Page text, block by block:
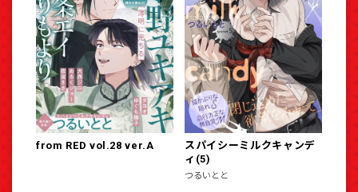
from RED vol.28 ver.A
スパイシーミルクキャンデ
ィ(5)
つるいとと